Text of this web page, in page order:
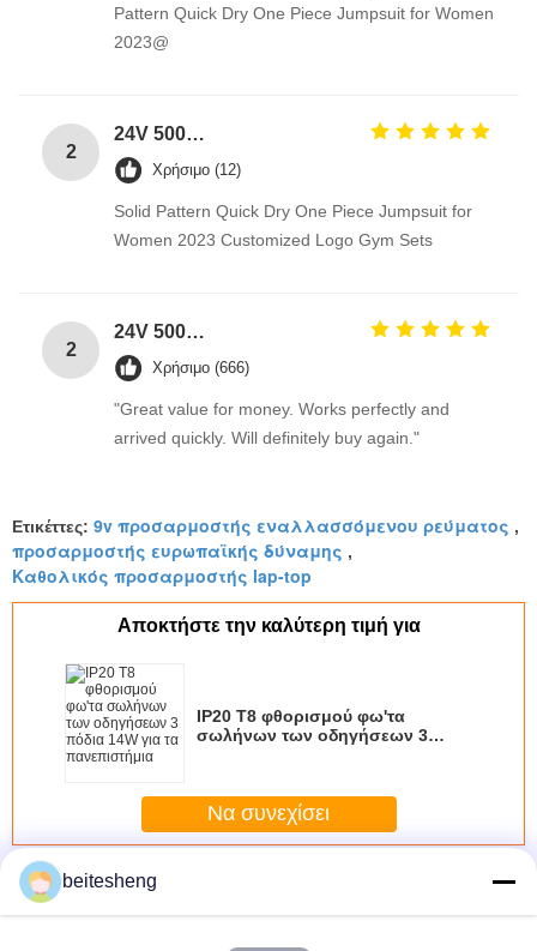
Pattern Quick Dry One Piece Jumpsuit for Women
2023@
2
24V 500W High power led light strip ac adapter PFC Constant Voltage LED Driver
Χρήσιμο (12)
Solid Pattern Quick Dry One Piece Jumpsuit for
Women 2023 Customized Logo Gym Sets
2
24V 500W High power led light strip ac adapter PFC Constant Voltage LED Driver
Χρήσιμο (666)
"Great value for money. Works perfectly and
arrived quickly. Will definitely buy again."
Ετικέττες: 9v προσαρμοστής εναλλασσόμενου ρεύματος ,
προσαρμοστής ευρωπαϊκής δύναμης ,
Καθολικός προσαρμοστής lap-top
Αποκτήστε την καλύτερη τιμή για
IP20 T8 φθορισμού φω'τα
σωλήνων των οδηγήσεων 3
Να συνεχίσει
ΠερισσότεροιΟικουμενική AC Power Adapter
beitesheng